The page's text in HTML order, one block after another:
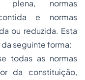
plena, normas
e normas
ou reduzida. Esta
seguinte forma:
todas as normas
da constituição,